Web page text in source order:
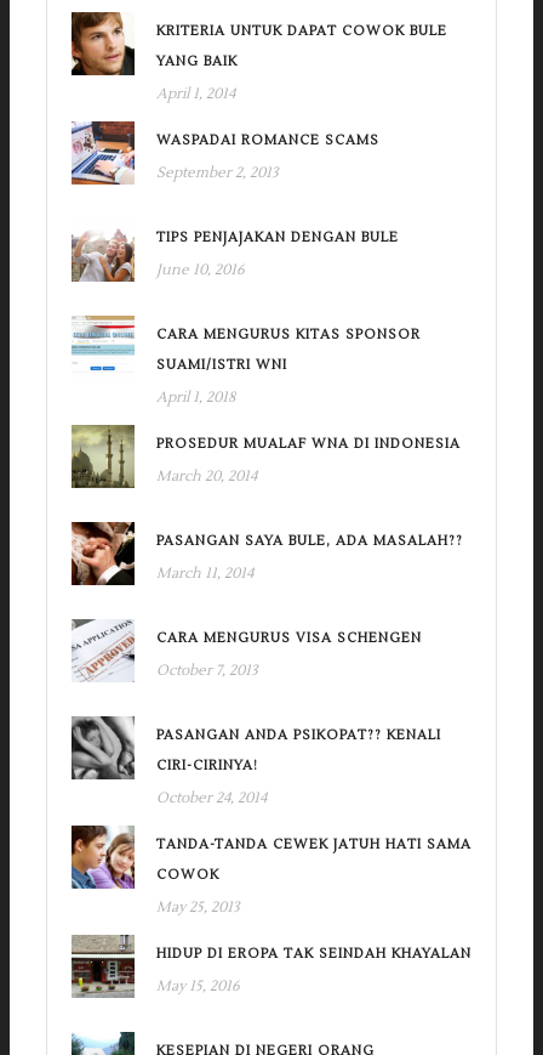
KRITERIA UNTUK DAPAT COWOK BULE
YANG BAIK
April 1, 2014
WASPADAI ROMANCE SCAMS
September 2, 2013
TIPS PENJAJAKAN DENGAN BULE
June 10, 2016
CARA MENGURUS KITAS SPONSOR
SUAMI/ISTRI WNI
April 1, 2018
PROSEDUR MUALAF WNA DI INDONESIA
March 20, 2014
PASANGAN SAYA BULE, ADA MASALAH??
March 11, 2014
CARA MENGURUS VISA SCHENGEN
October 7, 2013
PASANGAN ANDA PSIKOPAT?? KENALI
CIRI-CIRINYA!
October 24, 2014
TANDA-TANDA CEWEK JATUH HATI SAMA
COWOK
May 25, 2013
HIDUP DI EROPA TAK SEINDAH KHAYALAN
May 15, 2016
KESEPIAN DI NEGERI ORANG